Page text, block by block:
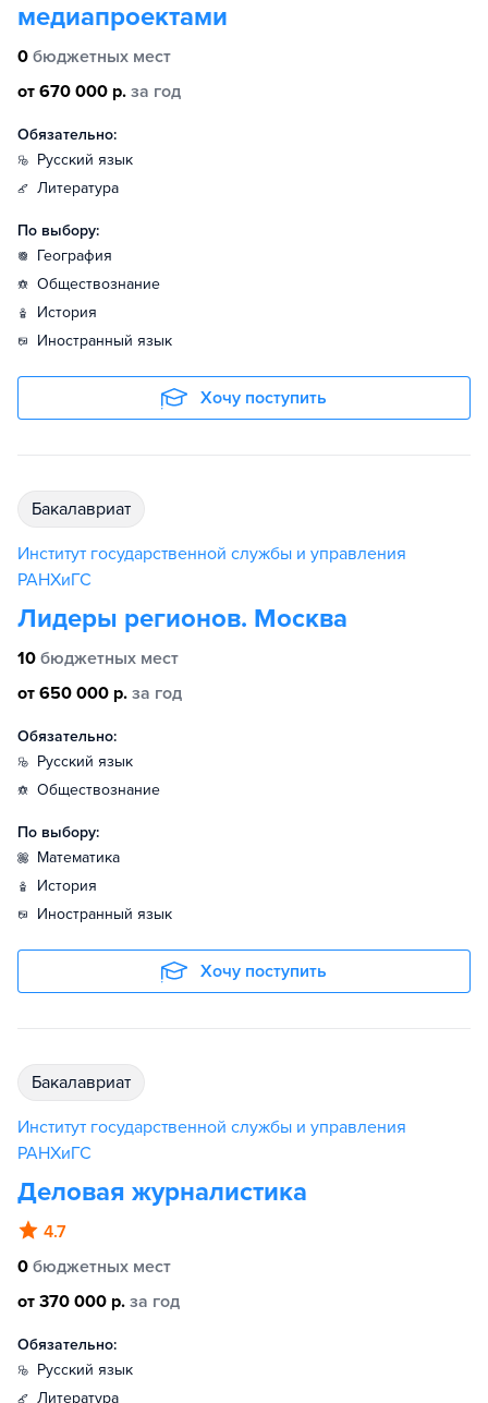
медиапроектами
0 бюджетных мест
от 670 000 р. за год
Обязательно:
русский язык
литература
По выбору:
география
обществознание
история
иностранный язык
Хочу поступить
бакалавриат
Институт государственной службы и управления
РАНХиГС
Лидеры регионов. Москва
10 бюджетных мест
от 650 000 р. за год
Обязательно:
русский язык
обществознание
По выбору:
математика
история
иностранный язык
Хочу поступить
бакалавриат
Институт государственной службы и управления
РАНХиГС
Деловая журналистика
4.7
0 бюджетных мест
от 370 000 р. за год
Обязательно:
русский язык
литература